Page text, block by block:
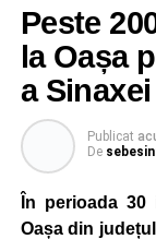
Peste
la Oașa
a
Publicat
De
În perioada
Oașa din